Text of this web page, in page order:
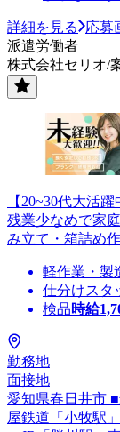
詳細を見る
応募
派遣労働者
株式会社セリオ/
【20~30代大活
残業少なめで家
み立て・箱詰め作
軽作業・製
仕分けスタ
検品時給
勤務地
面接地
愛知県春日井市
屋鉄道「小牧駅